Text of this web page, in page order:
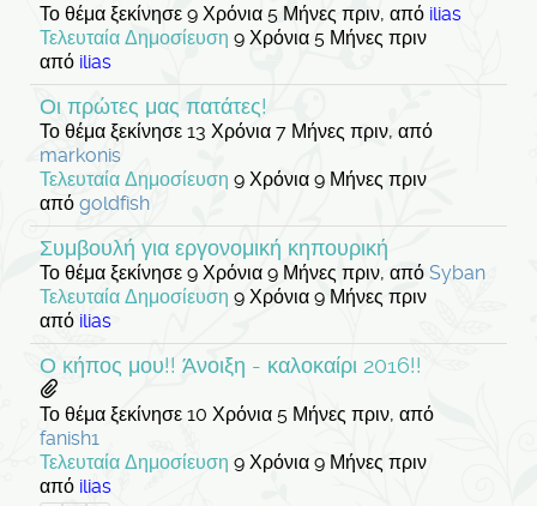
Το θέμα ξεκίνησε 9 Χρόνια 5 Μήνες πριν, από ilias
Τελευταία Δημοσίευση 9 Χρόνια 5 Μήνες πριν
από ilias
Οι πρώτες μας πατάτες!
Το θέμα ξεκίνησε 13 Χρόνια 7 Μήνες πριν, από
markonis
Τελευταία Δημοσίευση 9 Χρόνια 9 Μήνες πριν
από goldfish
Συμβουλή για εργονομική κηπουρική
Το θέμα ξεκίνησε 9 Χρόνια 9 Μήνες πριν, από Syban
Τελευταία Δημοσίευση 9 Χρόνια 9 Μήνες πριν
από ilias
Ο κήπος μου!! Άνοιξη - καλοκαίρι 2016!!
Το θέμα ξεκίνησε 10 Χρόνια 5 Μήνες πριν, από
fanish1
Τελευταία Δημοσίευση 9 Χρόνια 9 Μήνες πριν
από ilias